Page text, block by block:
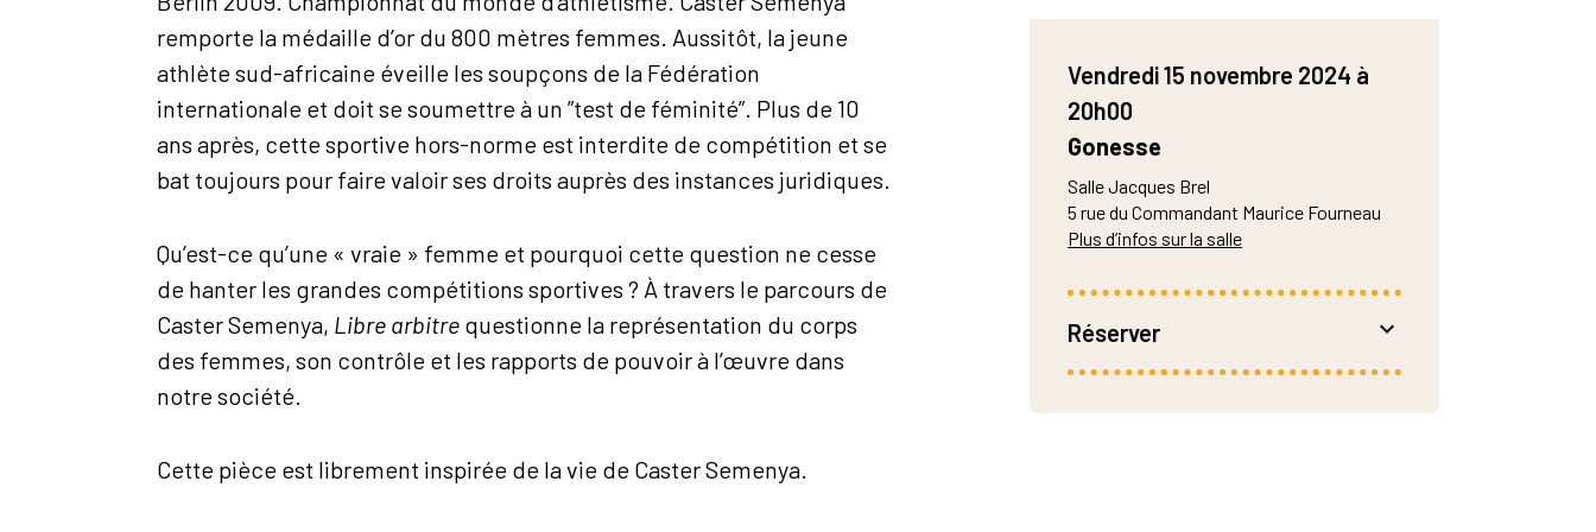
remporte la médaille d’or du 800 mètres femmes. Aussitôt, la jeune
athlète sud-africaine éveille les soupçons de la Fédération
internationale et doit se soumettre à un ”test de féminité”. Plus de 10
ans après, cette sportive hors-norme est interdite de compétition et se
bat toujours pour faire valoir ses droits auprès des instances juridiques.
Qu’est-ce qu’une « vraie » femme et pourquoi cette question ne cesse
de hanter les grandes compétitions sportives ? À travers le parcours de
Caster Semenya, Libre arbitre questionne la représentation du corps
des femmes, son contrôle et les rapports de pouvoir à l’œuvre dans
notre société.
Cette pièce est librement inspirée de la vie de Caster Semenya.
Vendredi 15 novembre 2024 à
20h00
Gonesse
Salle Jacques Brel
5 rue du Commandant Maurice Fourneau
Plus d’infos sur la salle
Réserver
De 3 à 8 €